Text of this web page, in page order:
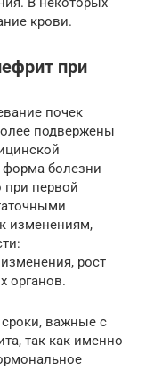
крови.
при
почек
подвержены
форма болезни
при первой
изменениям,
рост
органов.
важные с
так как именно